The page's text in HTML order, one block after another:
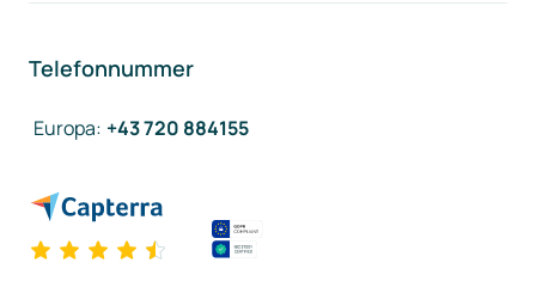
Telefonnummer
Europa: +43 720 884155